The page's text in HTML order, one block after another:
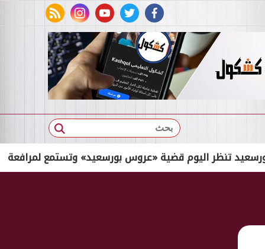
facebook
twitter
youtube
instagram
rss feed
بحث
اليوم قضية «عروس بورسعيد» وتستمع لمرافعة الدفاع